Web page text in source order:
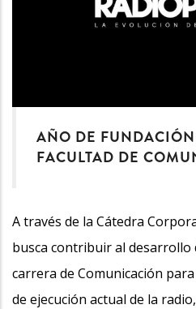
AÑO DE
FACULTAD DE
A través de la Cátedra
busca contribuir al desarrollo
carrera de Comunicación
de ejecución actual de la